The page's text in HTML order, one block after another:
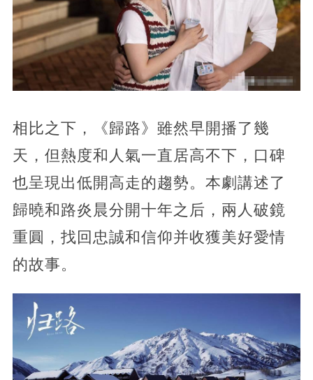
相比之下，《歸路》雖然早開播了幾
天，但熱度和人氣一直居高不下，口碑
也呈現出低開高走的趨勢。本劇講述了
歸曉和路炎晨分開十年之后，兩人破鏡
重圓，找回忠誠和信仰并收獲美好愛情
的故事。